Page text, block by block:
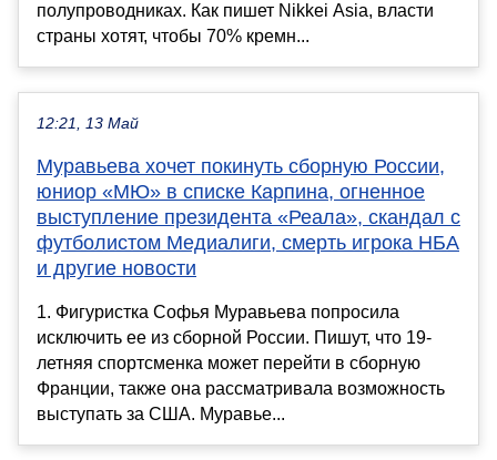
полупроводниках. Как пишет Nikkei Asia, власти
страны хотят, чтобы 70% кремн...
12:21, 13 Май
Муравьева хочет покинуть сборную России,
юниор «МЮ» в списке Карпина, огненное
выступление президента «Реала», скандал с
футболистом Медиалиги, смерть игрока НБА
и другие новости
1. Фигуристка Софья Муравьева попросила
исключить ее из сборной России. Пишут, что 19-
летняя спортсменка может перейти в сборную
Франции, также она рассматривала возможность
выступать за США. Муравье...